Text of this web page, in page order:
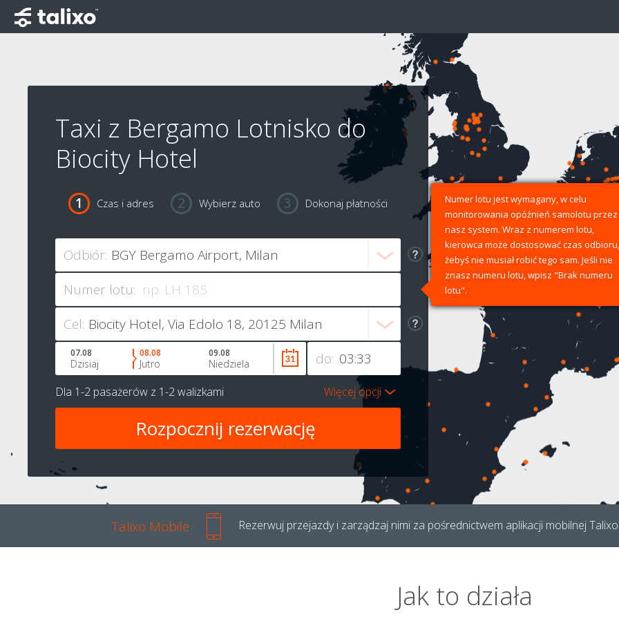
Taxi z Bergamo Lotnisko do
Biocity Hotel
Czas i adres Wybierz auto Dokonaj płatności
Odbiór:
Numer lotu:
Numer lotu jest wymagany, w celu
monitorowania opóźnień samolotu przez
nasz system. Wraz z numerem lotu,
kierowca może dostosować czas odbioru,
żebyś nie musiał robić tego sam. Jeśli nie
znasz numeru lotu, wpisz "Brak numeru
lotu".
Cel:
do:
07.08
Dzisiaj
08.08
Jutro
09.08
Niedziela
Dla 1-2 pasażerów z 1-2 walizkami Więcej opcji
Talixo Mobile Rezerwuj przejazdy i zarządzaj nimi za pośrednictwem aplikacji mobilnej
Jak to działa